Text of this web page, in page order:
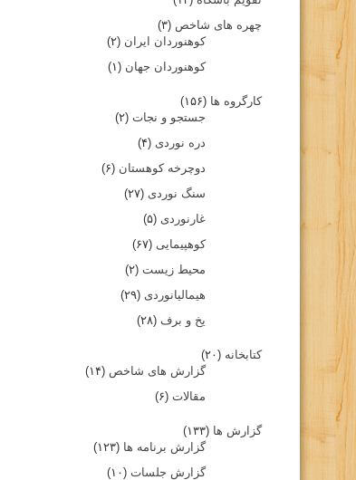
چهره های شاخص (۳)
کوهنوردان ایران (۲)
کوهنوردان جهان (۱)
کارگروه ها (۱۵۶)
جستجو و نجات (۲)
دره نوردی (۴)
دوچرخه کوهستان (۶)
سنگ نوردی (۲۷)
غارنوردی (۵)
کوهپیمایی (۶۷)
محیط زیست (۲)
هیمالیانوردی (۲۹)
یخ و برف (۲۸)
کتابخانه (۲۰)
گزارش های شاخص (۱۴)
مقالات (۶)
گزارش ها (۱۳۳)
گزارش برنامه ها (۱۲۳)
گزارش جلسات (۱۰)